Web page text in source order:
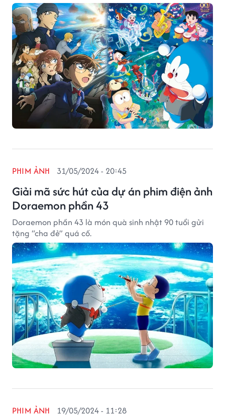
Giải mã sức hút của dự án phim điện ảnh
Doraemon phần 43
PHIM ẢNH 31/05/2024 - 20:45
Doraemon phần 43 là món quà sinh nhật 90 tuổi gửi
tặng “cha đẻ” quá cố.
PHIM ẢNH 19/05/2024 - 11:28